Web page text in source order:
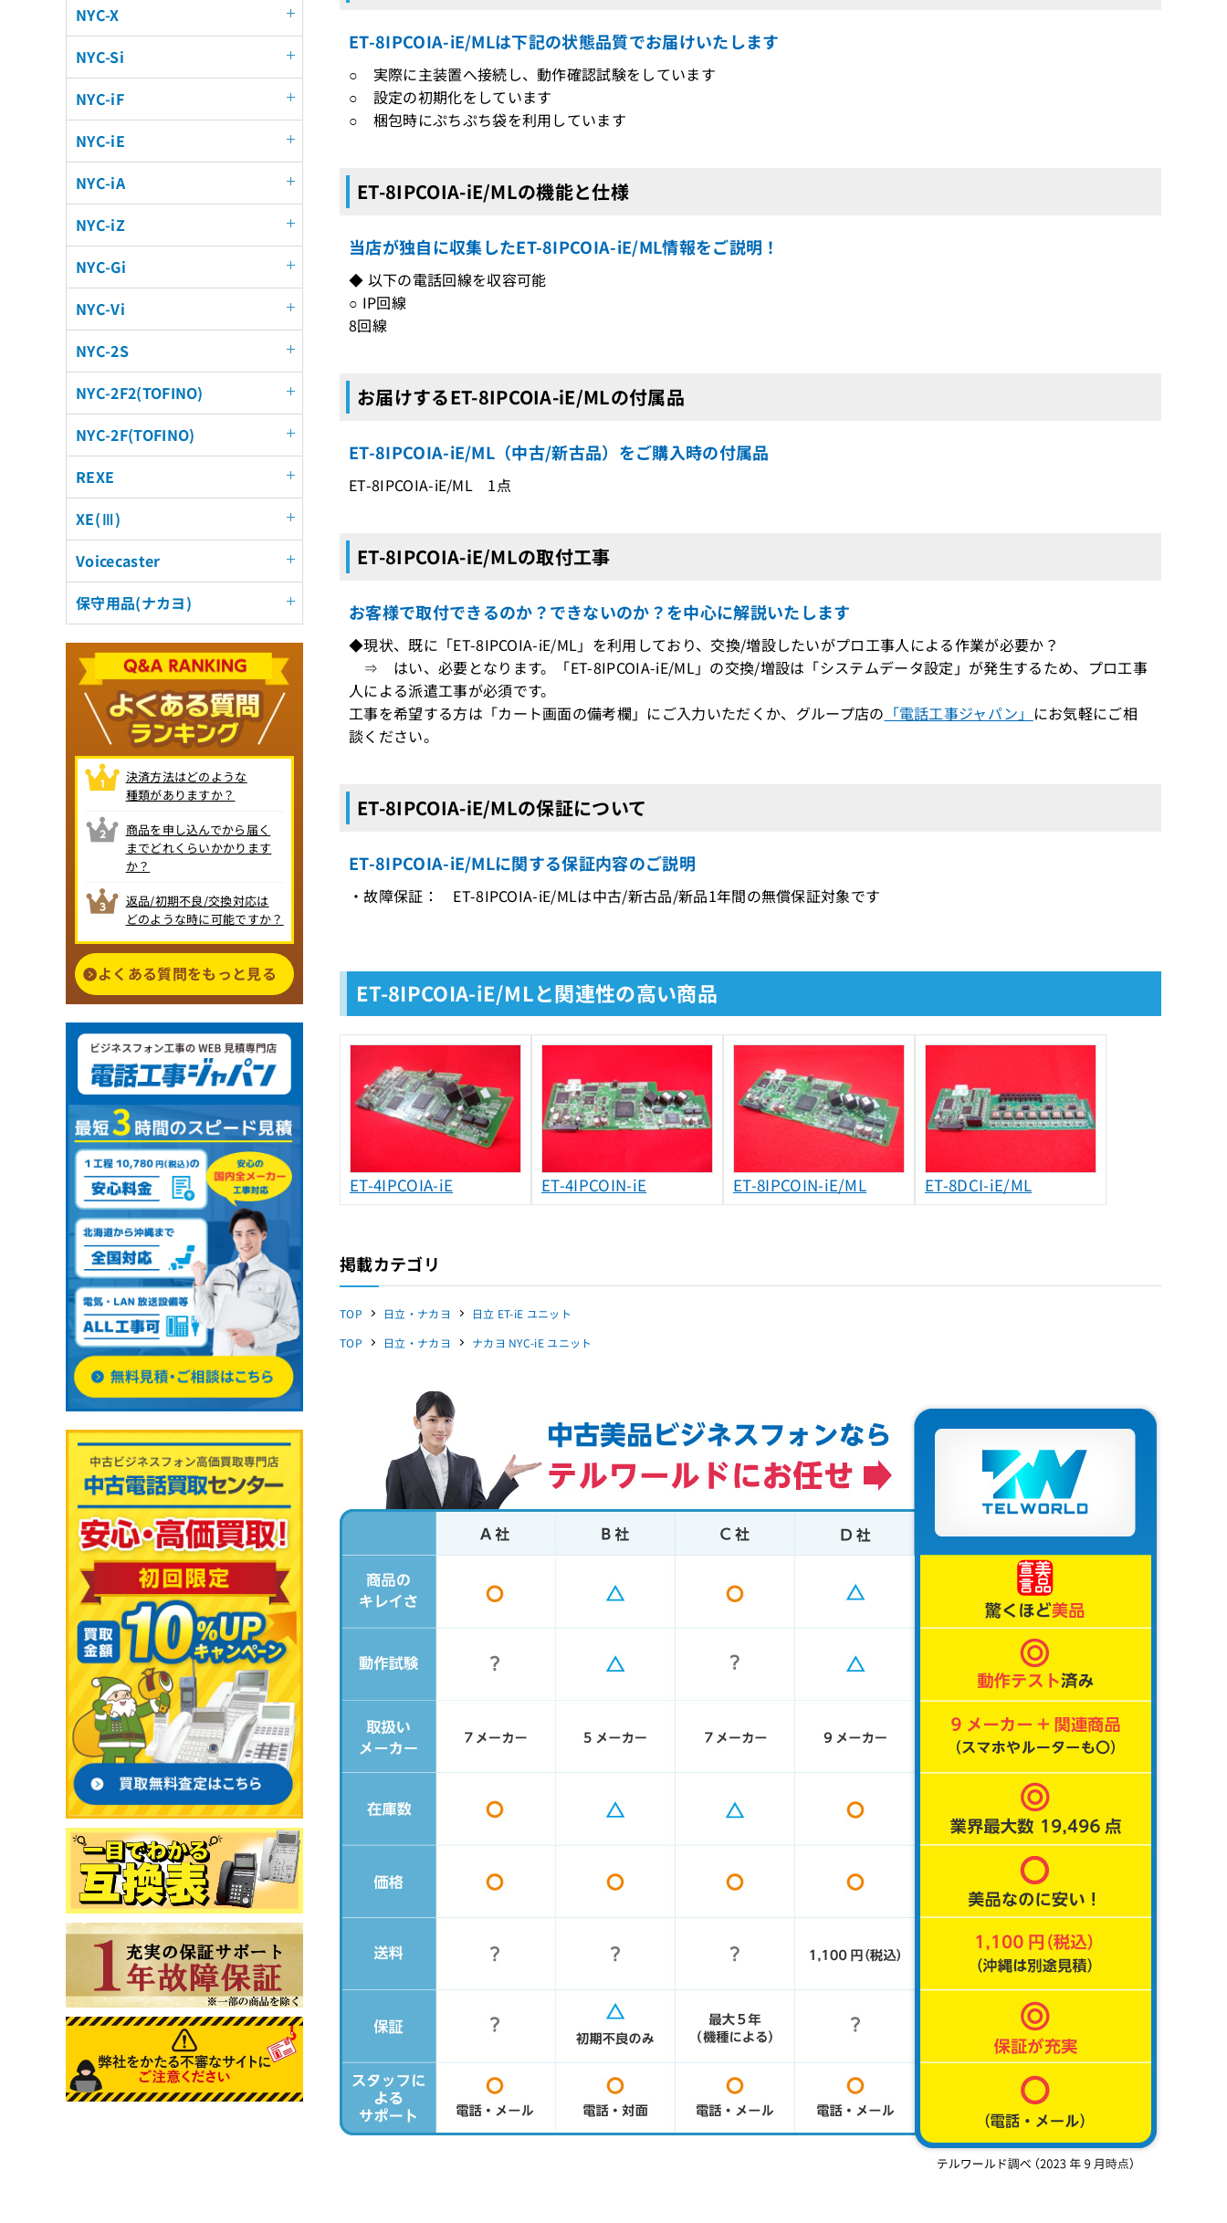
ET-8IPCOIA-iE/MLは下記の状態品質でお届けいたします
○ 実際に主装置へ接続し、動作確認試験をしています
○ 設定の初期化をしています
○ 梱包時にぷちぷち袋を利用しています
ET-8IPCOIA-iE/MLの機能と仕様
当店が独自に収集したET-8IPCOIA-iE/ML情報をご説明！
◆ 以下の電話回線を収容可能
○ IP回線
8回線
お届けするET-8IPCOIA-iE/MLの付属品
ET-8IPCOIA-iE/ML（中古/新古品）をご購入時の付属品
ET-8IPCOIA-iE/ML 1点
ET-8IPCOIA-iE/MLの取付工事
お客様で取付できるのか？できないのか？を中心に解説いたします
◆現状、既に「ET-8IPCOIA-iE/ML」を利用しており、交換/増設したいがプロ工事人による作業が必要か？
⇒ はい、必要となります。「ET-8IPCOIA-iE/ML」の交換/増設は「システムデータ設定」が発生するため、プロ工事
人による派遣工事が必須です。
工事を希望する方は「カート画面の備考欄」にご入力いただくか、グループ店の 「電話工事ジャパン」 にお気軽にご相
談ください。
ET-8IPCOIA-iE/MLの保証について
ET-8IPCOIA-iE/MLに関する保証内容のご説明
・故障保証： ET-8IPCOIA-iE/MLは中古/新古品/新品1年間の無償保証対象です
ET-8IPCOIA-iE/MLと関連性の高い商品
ET-4IPCOIA-iE ET-4IPCOIN-iE ET-8IPCOIN-iE/ML ET-8DCI-iE/ML
掲載カテゴリ
TOP 日立・ナカヨ
日立 ET-iE ユニット
TOP
日立・ナカヨ ナカヨ NYC-iE ユニット
NYC-X
NYC-Si
NYC-iF
NYC-iE
NYC-iA
NYC-iZ
NYC-Gi
NYC-Vi
NYC-2S
NYC-2F2(TOFINO)
NYC-2F(TOFINO)
REXE
XE(Ⅲ)
Voicecaster
保守用品(ナカヨ)
決済方法はどのような
種類がありますか？
商品を申し込んでから届く
までどれくらいかかります
か？
返品/初期不良/交換対応は
どのような時に可能ですか？
よくある質問をもっと見る